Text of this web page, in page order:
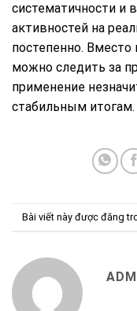
систематичности
активностей на
постепенно.
можно следить за
применение
стабильным итогам.
Bài viết này được đăng